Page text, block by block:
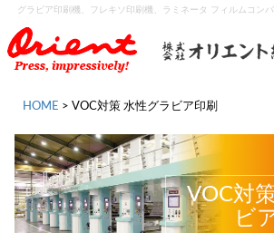
グラビア印刷機、フレキソ印刷機、ラミネータ フィルムコン
HOME > VOC対策 水性グラビア印刷
VOC対
ビ